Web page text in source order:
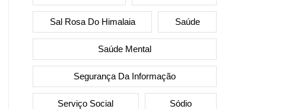
Sal Rosa Do Himalaia Saúde
Saúde Mental
Segurança Da Informação
Serviço Social Sódio